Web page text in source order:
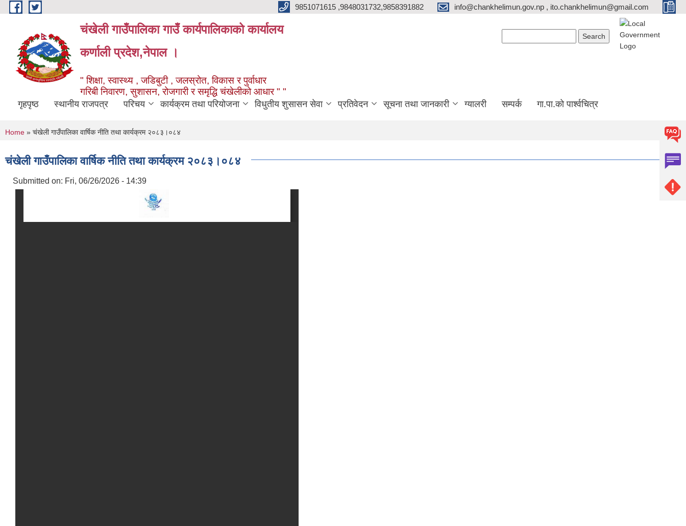
Skip to main content 9851071615 ,9848031732,9858391882 info@chankhelimun.gov.np , ito.chankhelimun@gmail.com
चंखेली गाउँपालिका गाउँ कार्यपालिकाको कार्यालय
कर्णाली प्रदेश,नेपाल ।
" शिक्षा, स्वास्थ्य , जडिबुटी , जलस्रोत, विकास र पुर्वाधार
गरिबी निवारण, सुशासन, रोजगारी र समृद्धि चंखेलीको आधार " "
गृहपृष्ठ स्थानीय राजपत्र परिचय कार्यक्रम तथा परियोजना विधुतीय शुसासन सेवा प्रतिवेदन सूचना तथा जानकारी ग्यालरी सम्पर्क गा.पा.को पार्श्वचित्र
You are here
Home » चंखेली गाउँपालिका वार्षिक नीति तथा कार्यक्रम २०८३।०८४
चंखेली गाउँपालिका वार्षिक नीति तथा कार्यक्रम २०८३।०८४
Submitted on: Fri, 06/26/2026 - 14:39